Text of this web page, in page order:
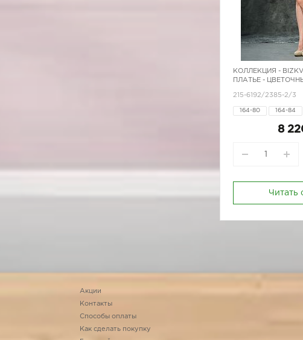
КОЛЛЕКЦИЯ -
ПЛАТЬЕ -
215-6192/2385-2/3
164-80 164-84
8
Читать
Акции
Контакты
Способы оплаты
Как сделать покупку